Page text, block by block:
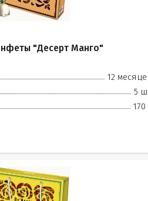
"Десерт Манго"
12
5
170